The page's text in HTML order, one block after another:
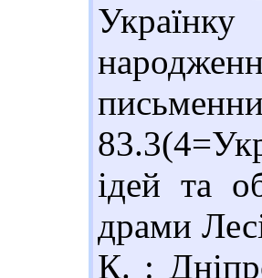
ідей та
драми
К. :